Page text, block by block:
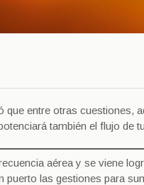
entre otras cuestiones,
también el flujo de
aérea y se viene
las gestiones para